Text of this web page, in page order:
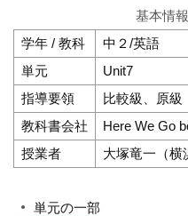
基本情報
学年 / 教科
中２/英語
単元
Unit7
指導要領
比較級、原級
教科書会社
Here We Go
授業者
大塚竜一（横
単元の一部